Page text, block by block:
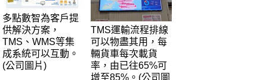
多點數智為客戶提
供解決方案，
TMS、WMS等集
成系統可以互動。
(公司圖片)
TMS運輸流程排線
可以物盡其用，每
輛貨車每次載貨
率，由已往65%可
增至85%。(公司圖